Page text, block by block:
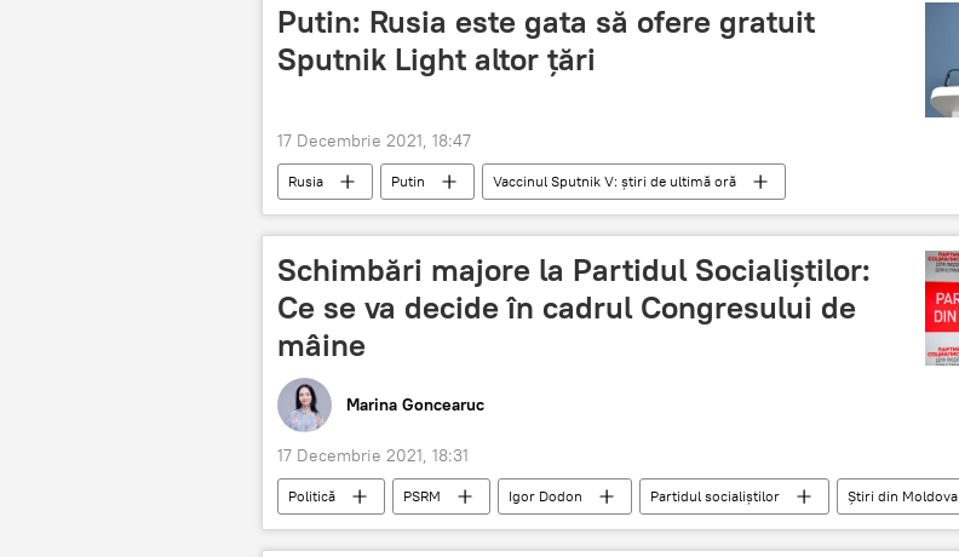
Putin: Rusia este gata să ofere gratuit
Sputnik Light altor țări
17 Decembrie 2021, 18:47
Rusia Putin Vaccinul Sputnik V: știri de ultimă oră
Schimbări majore la Partidul Socialiștilor:
Ce se va decide în cadrul Congresului de
mâine
Marina Goncearuc
17 Decembrie 2021, 18:31
Politică PSRM Igor Dodon Partidul socialiștilor Știri din Moldova